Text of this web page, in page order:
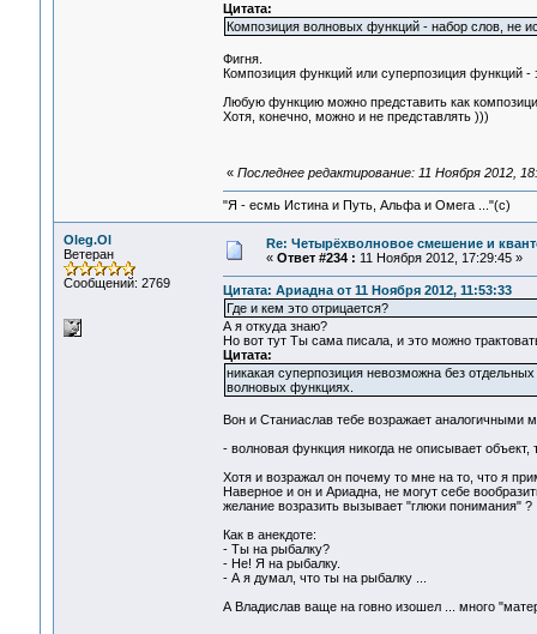
Цитата:
Композиция волновых функций - набор слов, не
Фигня.
Композиция функций или суперпозиция функций
Любую функцию можно представить как
Хотя, конечно, можно и не представлять )))
« Последнее редактирование: 11 Ноября 2012,
"Я - есмь Истина и Путь, Альфа и Омега ..."(с)
Oleg.Ol
Ветеран
Сообщений: 2769
Re: Четырёхволновое смешение и
« Ответ #234 : 11 Ноября 2012, 17:29:45 »
Цитата: Ариадна от 11 Ноября 2012, 11:53:33
Где и кем это отрицается?
А я откуда знаю?
Но вот тут Ты сама писала, и это можно
Цитата:
никакая суперпозиция невозможна без
волновых функциях.
Вон и Станиаслав тебе возражает аналогичными
- волновая функция никогда не описывает
Хотя и возражал он почему то мне на то, что я
Наверное и он и Ариадна, не могут себе
желание возразить вызывает "глюки понимания" ?
Как в анекдоте:
- Ты на рыбалку?
- Не! Я на рыбалку.
- А я думал, что ты на рыбалку ...
А Владислав ваще на говно изошел ... много